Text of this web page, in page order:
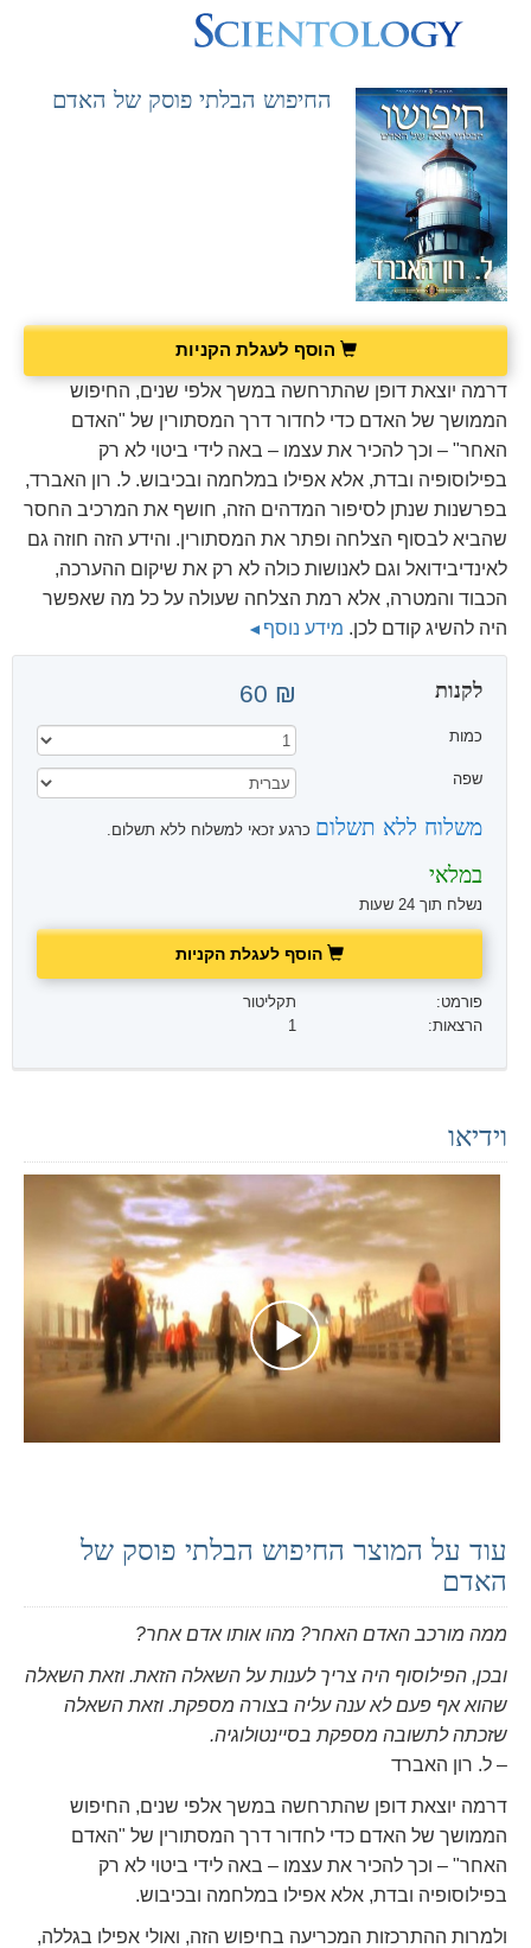
החיפוש הבלתי פוסק של האדם
הוסף לעגלת הקניות
דרמה יוצאת דופן שהתרחשה במשך אלפי שנים, החיפוש
הממושך של האדם כדי לחדור דרך המסתורין של "האדם
האחר" – וכך להכיר את עצמו – באה לידי ביטוי לא רק
בפילוסופיה ובדת, אלא אפילו במלחמה ובכיבוש. ל. רון האברד,
בפרשנות שנתן לסיפור המדהים הזה, חושף את המרכיב החסר
שהביא לבסוף הצלחה ופתר את המסתורין. והידע הזה חוזה גם
לאינדיבידואל וגם לאנושות כולה לא רק את שיקום ההערכה,
הכבוד והמטרה, אלא רמת הצלחה שעולה על כל מה שאפשר
היה להשיג קודם לכן. מידע נוסף
לקנות ₪ 60
כמות
שפה
משלוח ללא תשלום כרגע זכאי למשלוח ללא תשלום.
במלאי
נשלח תוך 24 שעות
הוסף לעגלת הקניות
פורמט:
תקליטור
הרצאות:
1
וידיאו
עוד על המוצר החיפוש הבלתי פוסק של
האדם
ממה מורכב האדם האחר? מהו אותו אדם אחר?
ובכן, הפילוסוף היה צריך לענות על השאלה הזאת. וזאת השאלה
שהוא אף פעם לא ענה עליה בצורה מספקת. וזאת השאלה
שזכתה לתשובה מספקת בסיינטולוגיה.
– ל. רון האברד
דרמה יוצאת דופן שהתרחשה במשך אלפי שנים, החיפוש
הממושך של האדם כדי לחדור דרך המסתורין של "האדם
האחר" – וכך להכיר את עצמו – באה לידי ביטוי לא רק
בפילוסופיה ובדת, אלא אפילו במלחמה ובכיבוש.
ולמרות ההתרכזות המכריעה בחיפוש הזה, ואולי אפילו בגללה,